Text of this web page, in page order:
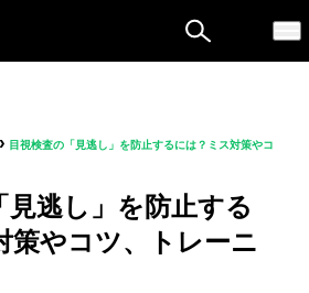
ム
› 目視検査の「見逃し」を防止するには？ミス対策やコ
見逃し」を防止する
策やコツ、トレーニ